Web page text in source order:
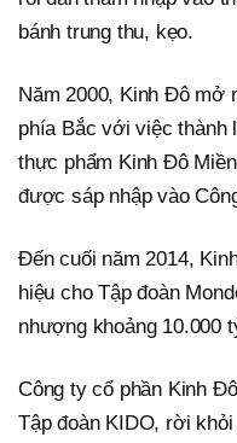
bánh trung thu, kẹo.
Năm 2000, Kinh Đô mở
phía Bắc với việc thành
thực phẩm Kinh Đô
được sáp nhập vào
Đến cuối năm 2014,
hiệu cho Tập đoàn
nhượng khoảng 10.000
Công ty cổ phần Kinh
Tập đoàn KIDO, rời